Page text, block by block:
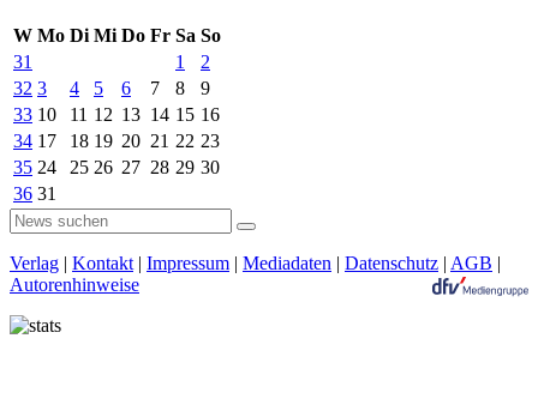
W Mo Di Mi Do Fr Sa So
31
1
2
32 3 4 5 6 7 8
9
33 10 11 12 13 14 15 16
34 17 18 19 20 21 22 23
35 24 25 26 27 28 29 30
36 31
Verlag | Kontakt | Impressum | Mediadaten | Datenschutz | AGB |
Autorenhinweise